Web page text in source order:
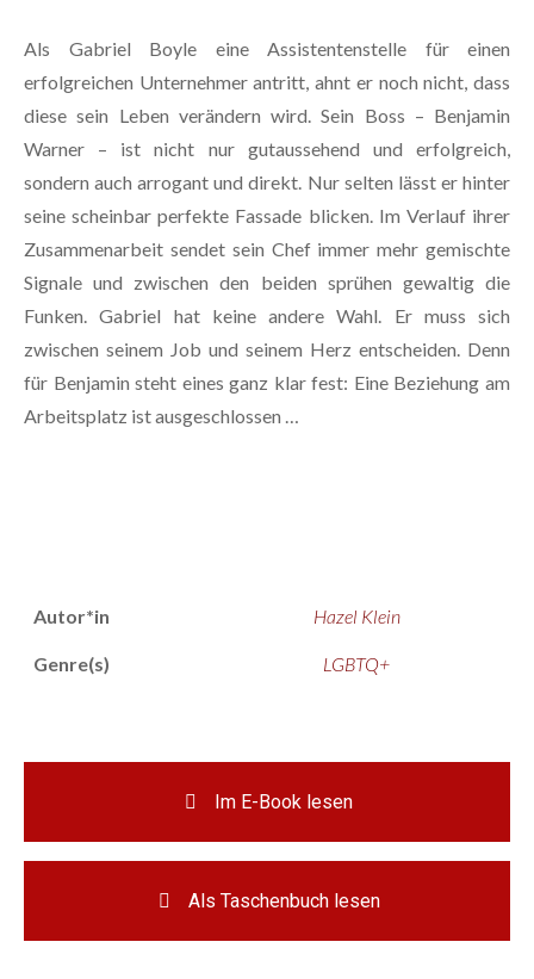
Als Gabriel Boyle eine Assistentenstelle für einen
erfolgreichen Unternehmer antritt, ahnt er noch nicht, dass
diese sein Leben verändern wird. Sein Boss – Benjamin
Warner – ist nicht nur gutaussehend und erfolgreich,
sondern auch arrogant und direkt. Nur selten lässt er hinter
seine scheinbar perfekte Fassade blicken. Im Verlauf ihrer
Zusammenarbeit sendet sein Chef immer mehr gemischte
Signale und zwischen den beiden sprühen gewaltig die
Funken. Gabriel hat keine andere Wahl. Er muss sich
zwischen seinem Job und seinem Herz entscheiden. Denn
für Benjamin steht eines ganz klar fest: Eine Beziehung am
Arbeitsplatz ist ausgeschlossen …
Autor*in Hazel Klein
Genre(s) LGBTQ+
Im E-Book lesen
Als Taschenbuch lesen